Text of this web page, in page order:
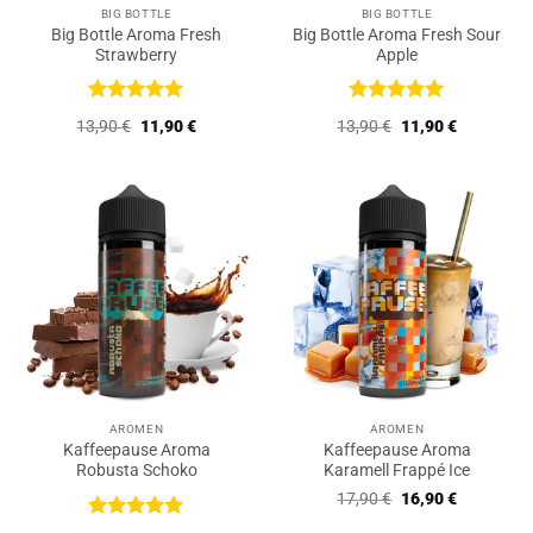
BIG BOTTLE
Big Bottle Aroma Fresh
Strawberry
Bewertet
mit 5 von
13,90€ Ursprünglicher
Preis
11,90€Aktueller
BIG BOTTLE
Big Bottle Aroma Fresh Sour
Apple
Bewertet
mit 5 von
13,90€ Ursprünglicher
Preis
11,90€Aktueller
AROMEN
Kaffeepause Aroma
Robusta Schoko
AROMEN
Kaffeepause Aroma
Karamell Frappé Ice
17,90€ Ursprünglicher
Preis
16,90€Aktueller